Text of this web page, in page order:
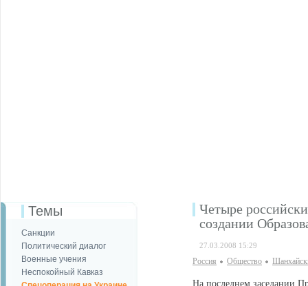
Темы
Санкции
Политический диалог
Военные учения
Неспокойный Кавказ
Четыре
создании
27.03.2008 15:29
Россия Общество
На последнем заседании